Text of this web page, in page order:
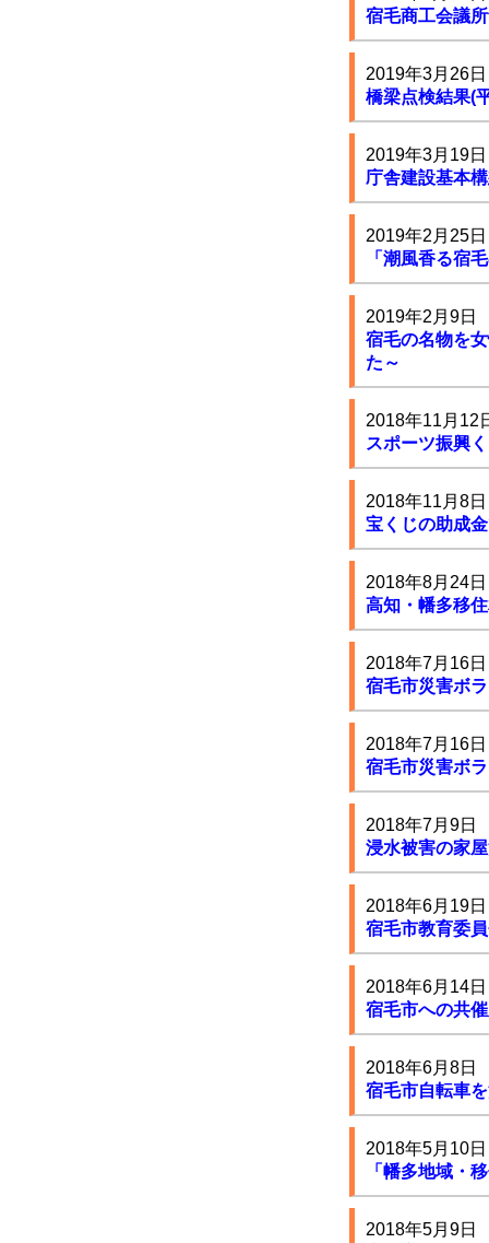
宿毛商工会議
2019年3月26日
橋梁点検結果(
2019年3月19日
庁舎建設基本
2019年2月25日
「潮風香る宿
2019年2月9日
宿毛の名物を
た～
2018年11月12
スポーツ振興
2018年11月8日
宝くじの助成
2018年8月24日
高知・幡多移
2018年7月16日
宿毛市災害ボ
2018年7月16日
宿毛市災害ボ
2018年7月9日
浸水被害の家
2018年6月19日
宿毛市教育委
2018年6月14日
宿毛市への共
2018年6月8日
宿毛市自転車
2018年5月10日
「幡多地域・
2018年5月9日